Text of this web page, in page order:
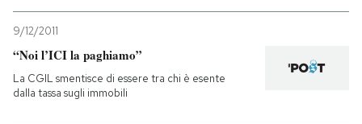
9/12/2011
“Noi l’ICI la paghiamo”
La CGIL smentisce di essere tra chi è esente
dalla tassa sugli immobili